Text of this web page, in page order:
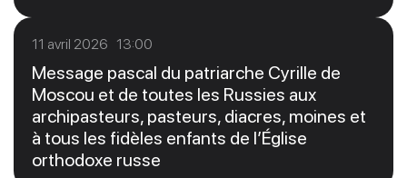
11 avril 2026 13:00
Message pascal du patriarche Cyrille de
Moscou et de toutes les Russies aux
archipasteurs, pasteurs, diacres, moines et
à tous les fidèles enfants de l’Église
orthodoxe russe